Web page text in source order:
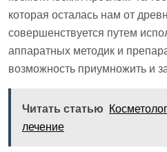
которая осталась нам от
совершенствуется путем
аппаратных методик и
возможность приумножить и
Читать статью
лечение